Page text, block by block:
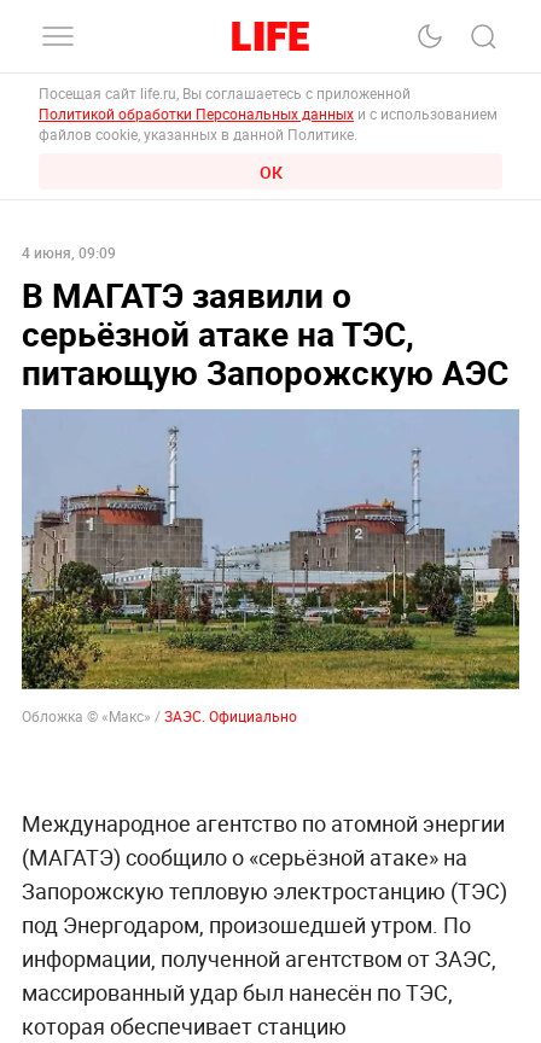
Посещая сайт life.ru, Вы соглашаетесь с приложенной
Политикой обработки Персональных данных и с использованием
файлов cookie, указанных в данной Политике.
ОК
4 июня, 09:09
В МАГАТЭ заявили о
серьёзной атаке на ТЭС,
питающую Запорожскую АЭС
Обложка © «Макс» /ЗАЭС. Официально
Международное агентство по атомной энергии
(МАГАТЭ) сообщило о «серьёзной атаке» на
Запорожскую тепловую электростанцию (ТЭС)
под Энергодаром, произошедшей утром. По
информации, полученной агентством от ЗАЭС,
массированный удар был нанесён по ТЭС,
которая обеспечивает станцию